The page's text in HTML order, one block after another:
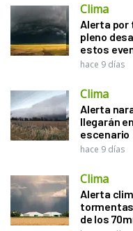
Clima
Alerta por
pleno
estos
hace 9 días
Clima
Alerta
llegarán
escenario
hace 9 días
Clima
Alerta
de los